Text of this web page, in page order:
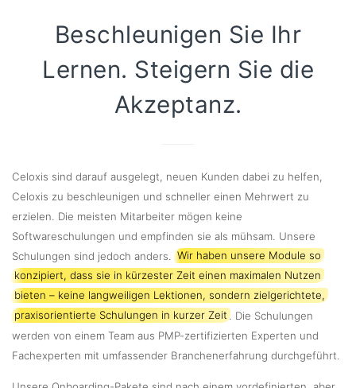
Beschleunigen Sie Ihr
Lernen. Steigern Sie die
Akzeptanz.
Celoxis sind darauf ausgelegt, neuen Kunden dabei zu helfen,
Celoxis zu beschleunigen und schneller einen Mehrwert zu
erzielen. Die meisten Mitarbeiter mögen keine
Softwareschulungen und empfinden sie als mühsam. Unsere
Schulungen sind jedoch anders.Wir haben unsere Module so
konzipiert, dass sie in kürzester Zeit einen maximalen Nutzen
bieten – keine langweiligen Lektionen, sondern zielgerichtete,
praxisorientierte Schulungen in kurzer Zeit . Die Schulungen
werden von einem Team aus PMP-zertifizierten Experten und
Fachexperten mit umfassender Branchenerfahrung durchgeführt.